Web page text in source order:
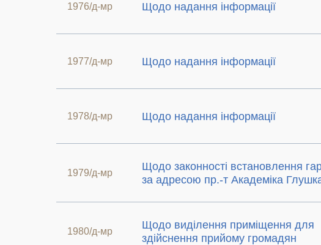
1976/д-мр Щодо надання інформації
1977/д-мр Щодо надання інформації
1978/д-мр Щодо надання інформації
1979/д-мр
Щодо законності встановлення
за адресою пр.-т Академіка
1980/д-мр
Щодо виділення приміщення для
здійснення прийому громадян